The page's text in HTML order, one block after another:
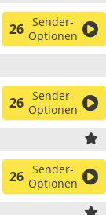
26 Sender-
Optionen
26 Sender-
Optionen
26 Sender-
Optionen